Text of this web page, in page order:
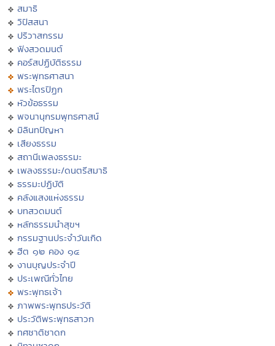
สมาธิ
วิปัสสนา
ปริวาสกรรม
ฟังสวดมนต์
คอร์สปฏิบัติธรรม
พระพุทธศาสนา
พระไตรปิฏก
หัวข้อธรรม
พจนานุกรมพุทธศาสน์
มิลินทปัญหา
เสียงธรรม
สถานีเพลงธรรมะ
เพลงธรรมะ/ดนตรีสมาธิ
ธรรมะปฏิบัติ
คลังแสงแห่งธรรม
บทสวดมนต์
หลักธรรมนำสุขฯ
กรรมฐานประจำวันเกิด
ฮีต ๑๒ คอง ๑๔
งานบุญประจำปี
ประเพณีทั่วไทย
พระพุทธเจ้า
ภาพพระพุทธประวัติ
ประวัติพระพุทธสาวก
ทศชาติชาดก